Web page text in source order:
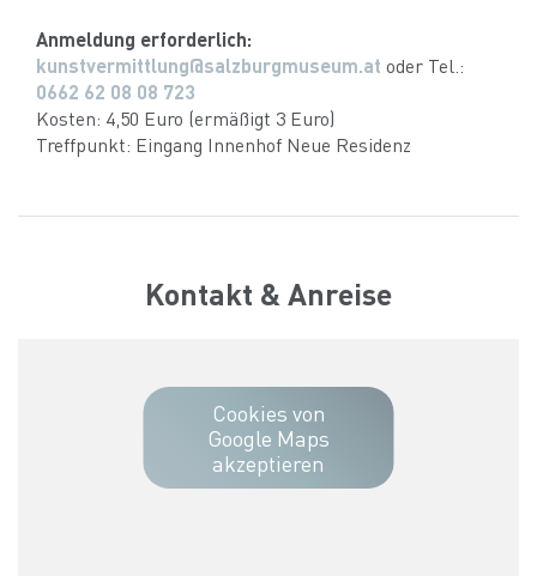
Anmeldung erforderlich:
kunstvermittlung@salzburgmuseum.at oder Tel.:
0662 62 08 08 723
Kosten: 4,50 Euro (ermäßigt 3 Euro)
Treffpunkt: Eingang Innenhof Neue Residenz
Kontakt & Anreise
Cookies von
Google Maps
akzeptieren